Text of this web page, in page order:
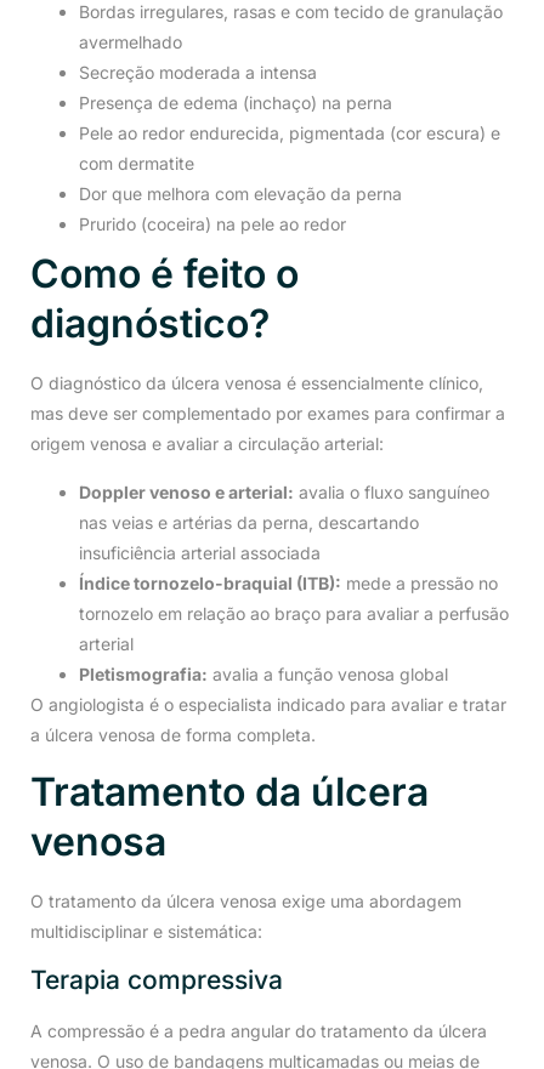
Bordas irregulares, rasas e com tecido de granulação
avermelhado
Secreção moderada a intensa
Presença de edema (inchaço) na perna
Pele ao redor endurecida, pigmentada (cor escura) e
com dermatite
Dor que melhora com elevação da perna
Prurido (coceira) na pele ao redor
Como é feito o
diagnóstico?
O diagnóstico da úlcera venosa é essencialmente clínico,
mas deve ser complementado por exames para confirmar a
origem venosa e avaliar a circulação arterial:
Doppler venoso e arterial: avalia o fluxo sanguíneo
nas veias e artérias da perna, descartando
insuficiência arterial associada
Índice tornozelo-braquial (ITB): mede a pressão no
tornozelo em relação ao braço para avaliar a perfusão
arterial
Pletismografia: avalia a função venosa global
O angiologista é o especialista indicado para avaliar e tratar
a úlcera venosa de forma completa.
Tratamento da úlcera
venosa
O tratamento da úlcera venosa exige uma abordagem
multidisciplinar e sistemática:
Terapia compressiva
A compressão é a pedra angular do tratamento da úlcera
venosa. O uso de bandagens multicamadas ou meias de